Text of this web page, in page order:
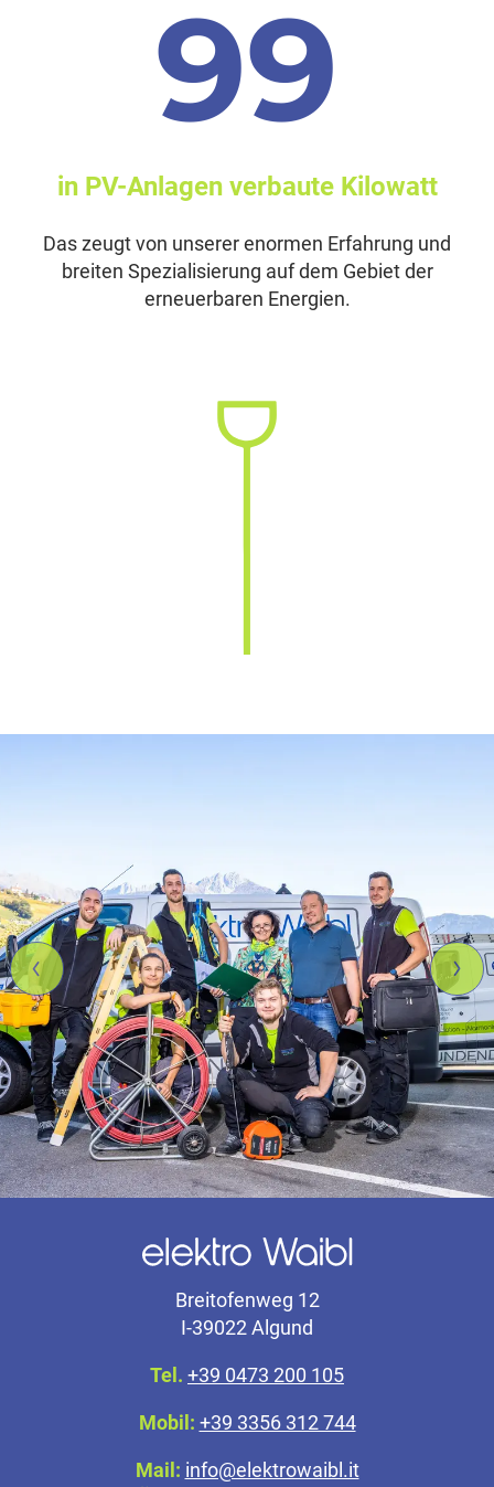
143
in PV-Anlagen verbaute Kilowatt
Das zeugt von unserer enormen Erfahrung und
breiten Spezialisierung auf dem Gebiet der
erneuerbaren Energien.
Breitofenweg 12
I-39022 Algund
Tel. +39 0473 200 105
Mobil: +39 3356 312 744
Mail: info@elektrowaibl.it